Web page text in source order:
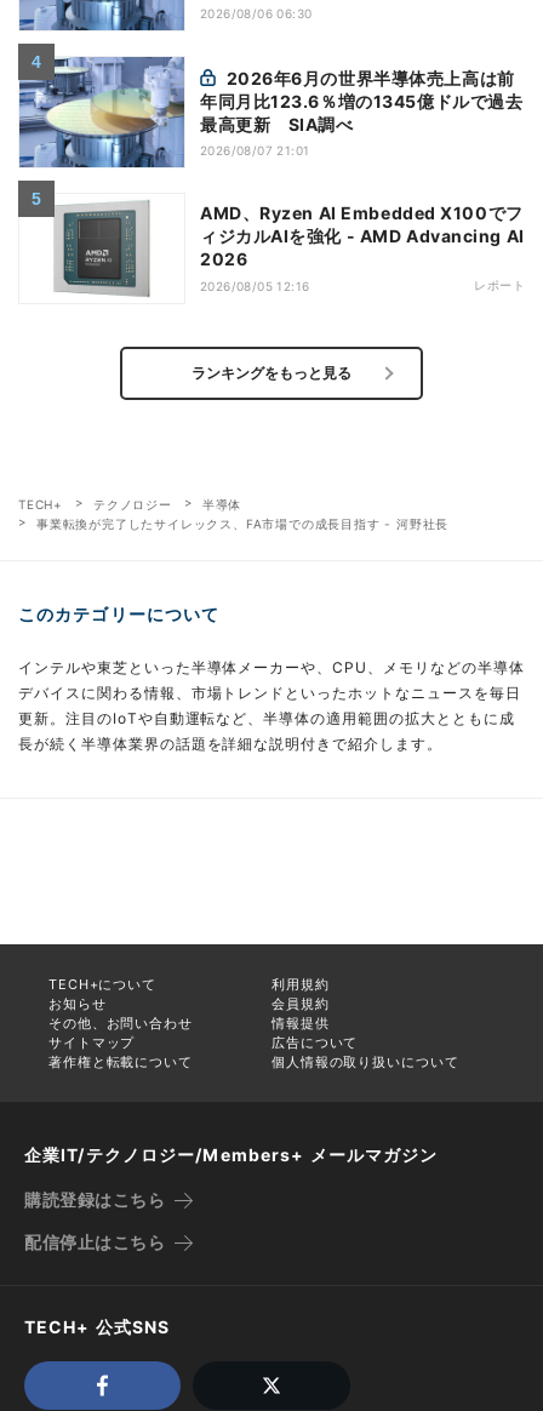
2026/08/06 06:30
年同月比123.6％増の1345億ドルで過去
最高更新 SIA調べ
2026/08/07 21:01
AMD、Ryzen AI Embedded X100でフ
ィジカルAIを強化 - AMD Advancing AI
2026
2026/08/05 12:16 レポート
ランキングをもっと見る
TECH+ テクノロジー
半導体
事業転換が完了したサイレックス、FA市場での成長目指す - 河野社長
このカテゴリーについて
インテルや東芝といった半導体メーカーや、CPU、メモリなどの半導体
デバイスに関わる情報、市場トレンドといったホットなニュースを毎日
更新。注目のIoTや自動運転など、半導体の適用範囲の拡大とともに成
長が続く半導体業界の話題を詳細な説明付きで紹介します。
TECH+について
利用規約
お知らせ
会員規約
その他、お問い合わせ
情報提供
サイトマップ
広告について
著作権と転載について
個人情報の取り扱いについて
企業IT/テクノロジー/Members+ メールマガジン
購読登録はこちら
配信停止はこちら
TECH+ 公式SNS